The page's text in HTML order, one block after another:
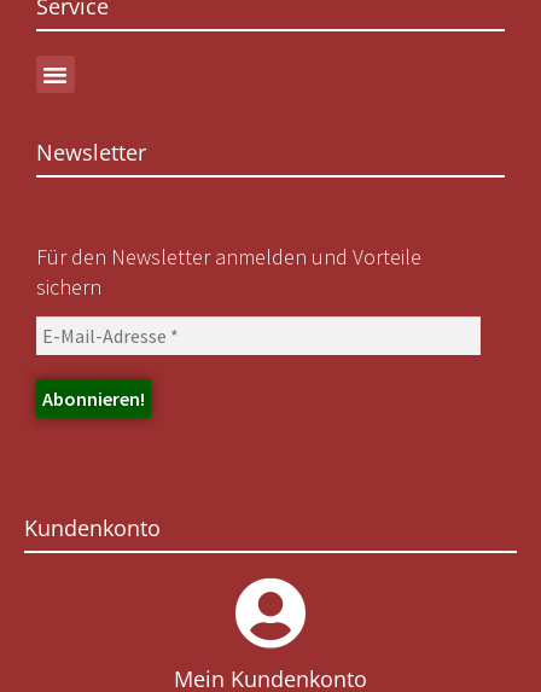
Newsletter
Für den Newsletter anmelden und Vorteile
sichern
Kundenkonto
Mein Kundenkonto